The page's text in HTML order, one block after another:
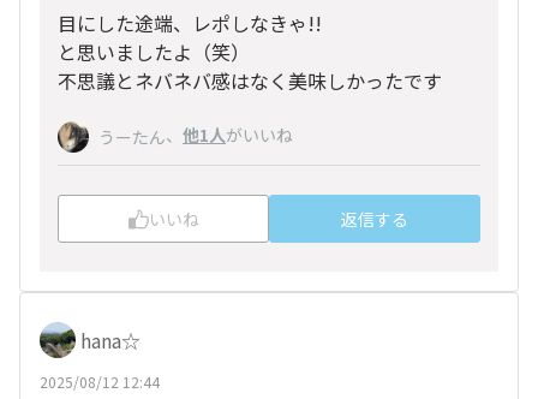
目にした途端、レポしなきゃ!!
と思いましたよ（笑）
不思議とネバネバ感はなく美味しかったです
うーたん、 他1人がいいね
いいね 返信する
hana☆
2025/08/12 12:44